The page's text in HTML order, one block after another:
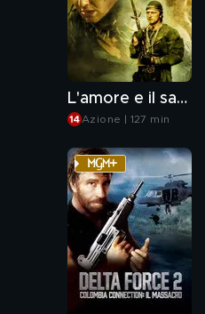
L'amore e il sangue
Azione | 127 min